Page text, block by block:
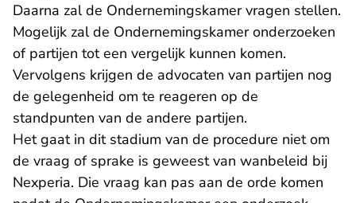
Daarna zal de Ondernemingskamer vragen stellen.
Mogelijk zal de Ondernemingskamer onderzoeken
of partijen tot een vergelijk kunnen komen.
Vervolgens krijgen de advocaten van partijen nog
de gelegenheid om te reageren op de
standpunten van de andere partijen.
Het gaat in dit stadium van de procedure niet om
de vraag of sprake is geweest van wanbeleid bij
Nexperia. Die vraag kan pas aan de orde komen